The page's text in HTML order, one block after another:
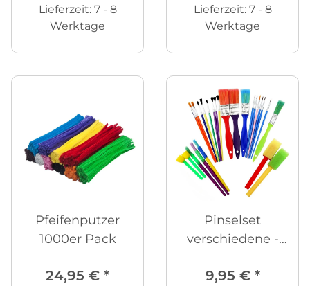
Lieferzeit: 7 - 8
Werktage
Lieferzeit: 7 - 8
Werktage
Pfeifenputzer
1000er Pack
24,95 € *
Pinselset
verschiedene -
9,95 € *